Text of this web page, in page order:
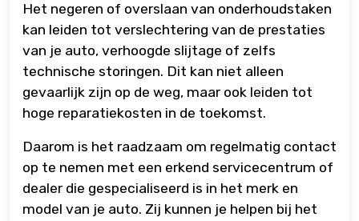
Het negeren of overslaan van onderhoudstaken
kan leiden tot verslechtering van de prestaties
van je auto, verhoogde slijtage of zelfs
technische storingen. Dit kan niet alleen
gevaarlijk zijn op de weg, maar ook leiden tot
hoge reparatiekosten in de toekomst.
Daarom is het raadzaam om regelmatig contact
op te nemen met een erkend servicecentrum of
dealer die gespecialiseerd is in het merk en
model van je auto. Zij kunnen je helpen bij het